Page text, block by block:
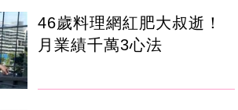
46歲料理網紅肥大叔逝！
月業績千萬3心法